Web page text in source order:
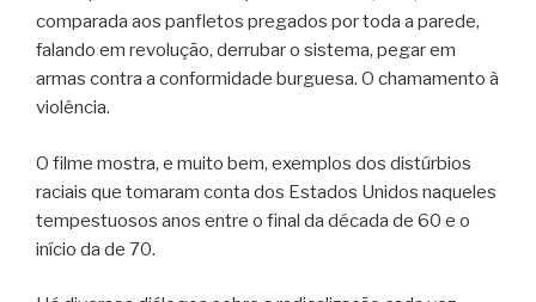
comparada aos panfletos pregados por toda a parede,
falando em revolução, derrubar o sistema, pegar em
armas contra a conformidade burguesa. O chamamento à
violência.
O filme mostra, e muito bem, exemplos dos distúrbios
raciais que tomaram conta dos Estados Unidos naqueles
tempestuosos anos entre o final da década de 60 e o
início da de 70.